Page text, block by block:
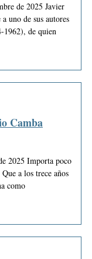
de 2025 Javier
uno de sus autores
1962), de quien
Camba
2025 Importa poco
a los trece años
como